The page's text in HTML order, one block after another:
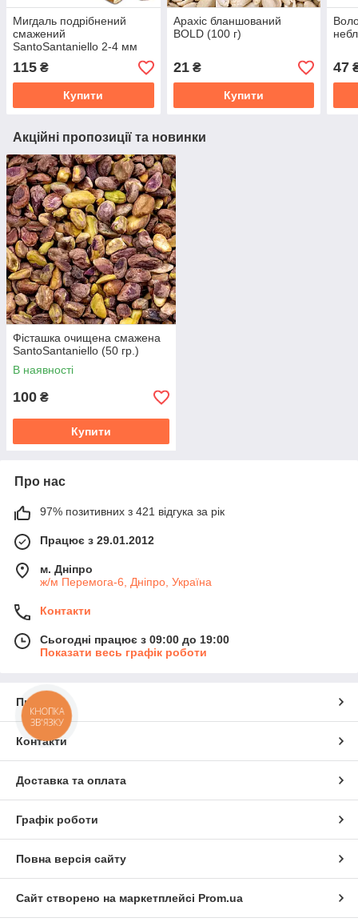
Мигдаль подрібнений
смажений
SantoSantaniello 2-4 мм
(100 г.)
115 ₴
Купити
Арахіс бланшований
BOLD (100 г)
21₴
Купити
47
Акційні пропозиції та новинки
Фісташка очищена смажена
SantoSantaniello (50 гр.)
В наявності
100 ₴
Купити
Про нас
97% позитивних з 421 відгука за рік
Працює з 29.01.2012
м. Дніпро
ж/м Перемога-6, Дніпро, Україна
Контакти
Сьогодні працює з 09:00 до 19:00
Показати весь графік роботи
Про нас
Контакти
Доставка та оплата
Графік роботи
Повна версія сайту
Сайт створено на маркетплейсі Prom.ua
КНОПКА
ЗВ'ЯЗКУ